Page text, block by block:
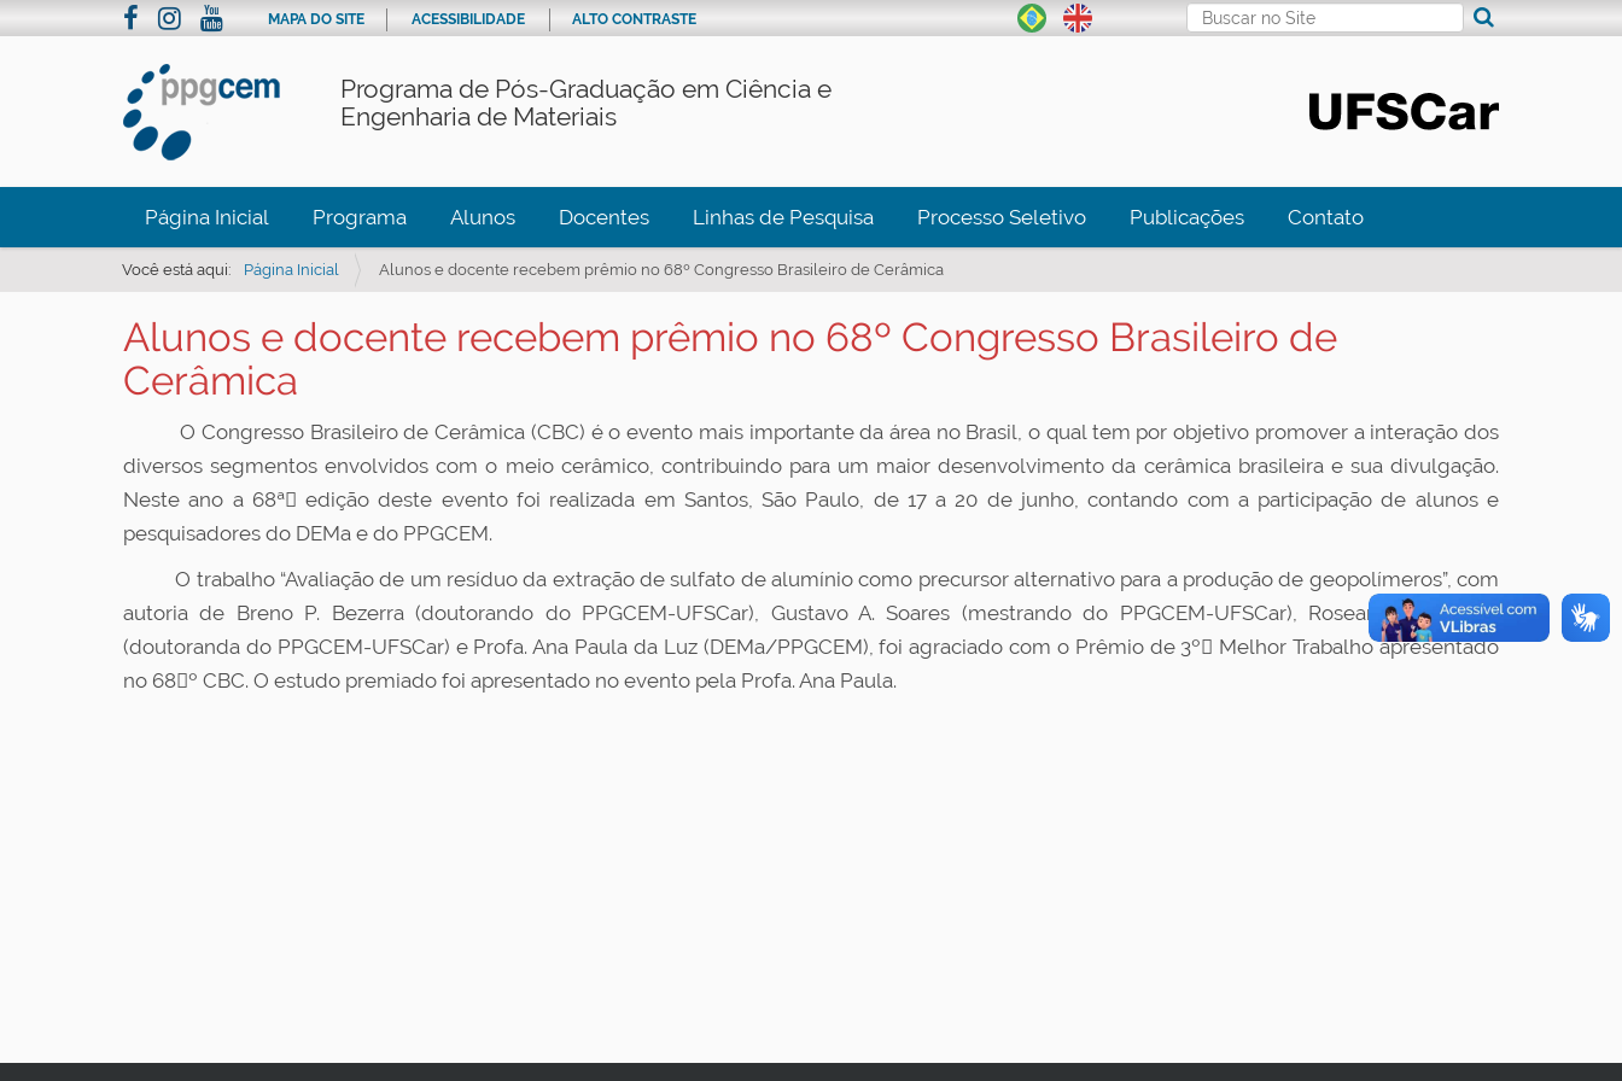
Programa de Pós-Graduação em Ciência e
Engenharia de Materiais
Busca
MAPA DO SITE ACESSIBILIDADE ALTO CONTRASTE
Página Inicial Programa Alunos Docentes Linhas de Pesquisa Processo Seletivo Publicações Contato
Você está aqui: Página Inicial Alunos e docente recebem prêmio no 68º Congresso Brasileiro de Cerâmica
Alunos e docente recebem prêmio no 68º Congresso Brasileiro de
Cerâmica
O Congresso Brasileiro de Cerâmica (CBC) é o evento mais importante da área no Brasil, o qual tem por objetivo promover a interação dos
diversos segmentos envolvidos com o meio cerâmico, contribuindo para um maior desenvolvimento da cerâmica brasileira e sua divulgação.
Neste ano a 68ª edição deste evento foi realizada em Santos, São Paulo, de 17 a 20 de junho, contando com a participação de alunos e
pesquisadores do DEMa e do PPGCEM.
O trabalho “Avaliação de um resíduo da extração de sulfato de alumínio como precursor alternativo para a produção de geopolímeros”, com
autoria de Breno P. Bezerra (doutorando do PPGCEM-UFSCar), Gustavo A. Soares (mestrando do PPGCEM-UFSCar), Roseane M. Santos
(doutoranda do PPGCEM-UFSCar) e Profa. Ana Paula da Luz (DEMa/PPGCEM), foi agraciado com o Prêmio de 3º Melhor Trabalho apresentado
no 68º CBC. O estudo premiado foi apresentado no evento pela Profa. Ana Paula.